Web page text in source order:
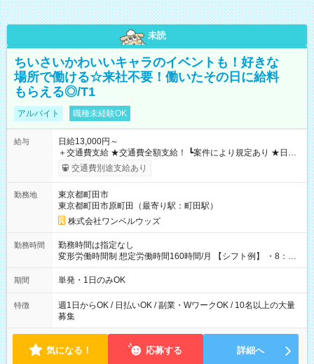
未読
ちいさいかわいいキャラのイベントも！好きな
場所で働ける☆来社不要！働いたその日に給料
もらえる◎/T1
アルバイト 職種未経験OK
給与
日給13,000円～
＋交通費支給 ★交通費全額支給！ ┗案件により規定あり ★日払
いOK！（規定あり） ┗働いたその日に現金GET♪ お仕事後はコ
ンビニATMから 日払い分を引き落とせます！ 【試用期間】試
交通費別途支給あり
勤務地
東京都町田市
東京都町田市原町田（最寄り駅：町田駅）
株式会社ワンベルウッズ
勤務時間
勤務時間は指定なし
変形労働時間制 想定労働時間160時間/月 【シフト例】 ・8：00
～21：00
期間 単発・1日のみOK
特徴
週1日からOK / 日払いOK / 副業・WワークOK / 10名以上の大量
募集
気になる！ 応募する 詳細へ